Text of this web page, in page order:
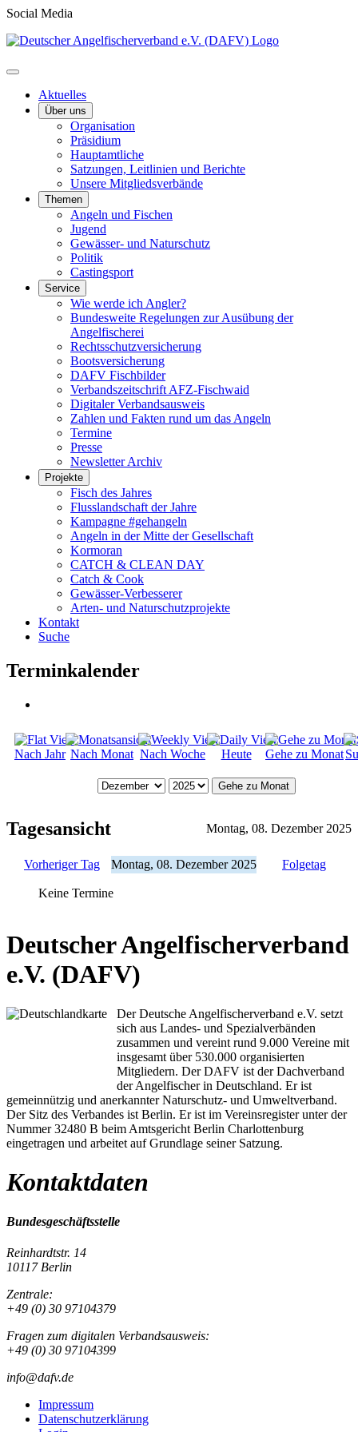
Social Media
Aktuelles
Über uns
Organisation
Präsidium
Hauptamtliche
Satzungen, Leitlinien und Berichte
Unsere Mitgliedsverbände
Themen
Angeln und Fischen
Jugend
Gewässer- und Naturschutz
Politik
Castingsport
Service
Wie werde ich Angler?
Bundesweite Regelungen zur Ausübung der
Angelfischerei
Rechtsschutzversicherung
Bootsversicherung
DAFV Fischbilder
Verbandszeitschrift AFZ-Fischwaid
Digitaler Verbandsausweis
Zahlen und Fakten rund um das Angeln
Termine
Presse
Newsletter Archiv
Projekte
Fisch des Jahres
Flusslandschaft der Jahre
Kampagne #gehangeln
Angeln in der Mitte der Gesellschaft
Kormoran
CATCH & CLEAN DAY
Catch & Cook
Gewässer-Verbesserer
Arten- und Naturschutzprojekte
Kontakt
Suche
Terminkalender
Nach Jahr Nach Monat Nach Woche Heute Gehe zu Monat
Gehe zu Monat
Tagesansicht Montag, 08. Dezember 2025
Vorheriger Tag Montag, 08. Dezember 2025 Folgetag
Keine Termine
Deutscher Angelfischerverband
e.V. (DAFV)
Der Deutsche Angelfischerverband e.V. setzt
sich aus Landes- und Spezialverbänden
zusammen und vereint rund 9.000 Vereine mit
insgesamt über 530.000 organisierten
Mitgliedern. Der DAFV ist der Dachverband
der Angelfischer in Deutschland. Er ist
gemeinnützig und anerkannter Naturschutz- und Umweltverband.
Der Sitz des Verbandes ist Berlin. Er ist im Vereinsregister unter der
Nummer 32480 B beim Amtsgericht Berlin Charlottenburg
eingetragen und arbeitet auf Grundlage seiner Satzung.
Kontaktdaten
Bundesgeschäftsstelle
Reinhardtstr. 14
10117 Berlin
Zentrale:
+49 (0) 30 97104379
Fragen zum digitalen Verbandsausweis:
+49 (0) 30 97104399
info@dafv.de
Impressum
Datenschutzerklärung